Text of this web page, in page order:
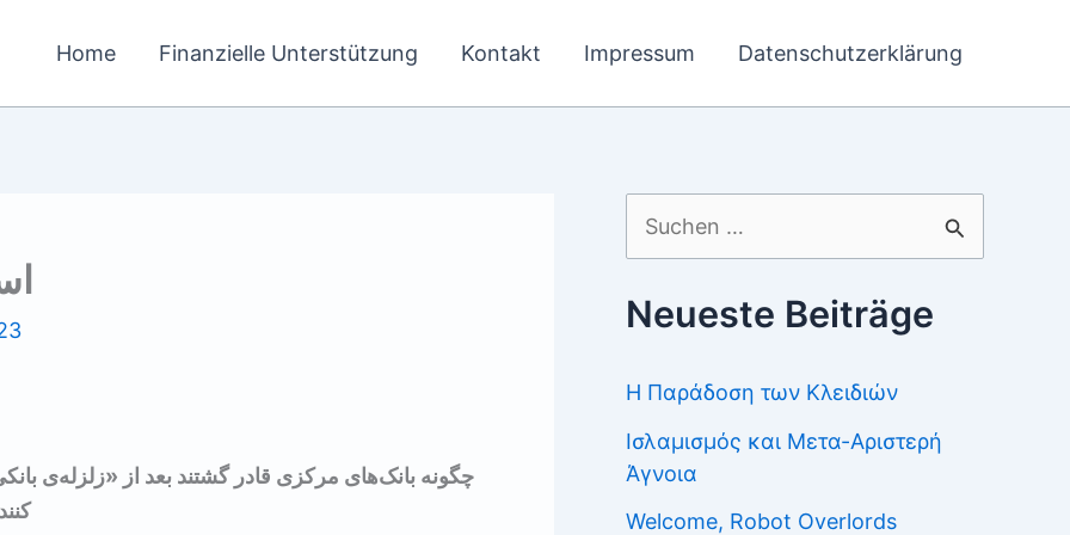
Home Finanzielle Unterstützung Kontakt Impressum Datenschutzerklärung
Suchen
nach:
Neueste Beiträge
Η Παράδοση των Κλειδιών
Ισλαμισμός και Μετα-Αριστερή
Άγνοια
Welcome, Robot Overlords